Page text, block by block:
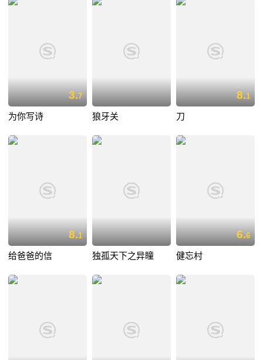
3.7
为你写诗 狼牙关
8.1
刀
8.1
给爸爸的信 独孤天下之异瞳
6.6
健忘村